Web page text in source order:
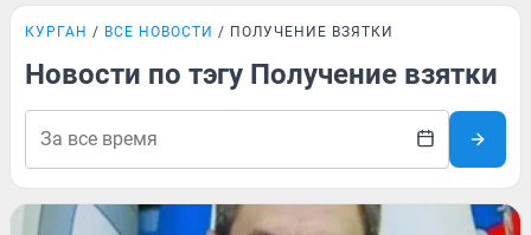
КУРГАН ВСЕ НОВОСТИ ПОЛУЧЕНИЕ ВЗЯТКИ
Новости по тэгу Получение взятки